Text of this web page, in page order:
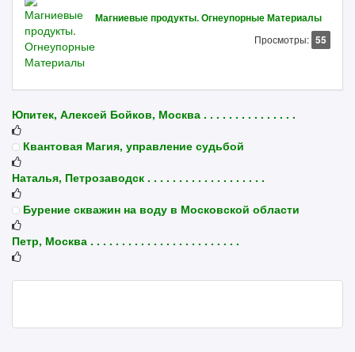
Магниевые продукты. Огнеупорные Материалы
Просмотры: 55
Юпитек, Алексей Бойков, Москва . . . . . . . . . . . . . . .
Квантовая Магия, управление судьбой
Наталья, Петрозаводск . . . . . . . . . . . . . . . . . . .
Бурение скважин на воду в Московской области
Петр, Москва . . . . . . . . . . . . . . . . . . . . . . . .